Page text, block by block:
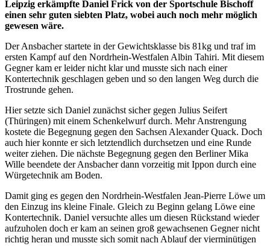
Leipzig erkämpfte Daniel Frick von der Sportschule Bischoff
einen sehr guten siebten Platz, wobei auch noch mehr möglich
gewesen wäre.
Der Ansbacher startete in der Gewichtsklasse bis 81kg und traf im
ersten Kampf auf den Nordrhein-Westfalen Albin Tahiri. Mit diesem
Gegner kam er leider nicht klar und musste sich nach einer
Kontertechnik geschlagen geben und so den langen Weg durch die
Trostrunde gehen.
Hier setzte sich Daniel zunächst sicher gegen Julius Seifert
(Thüringen) mit einem Schenkelwurf durch. Mehr Anstrengung
kostete die Begegnung gegen den Sachsen Alexander Quack. Doch
auch hier konnte er sich letztendlich durchsetzen und eine Runde
weiter ziehen. Die nächste Begegnung gegen den Berliner Mika
Wille beendete der Ansbacher dann vorzeitig mit Ippon durch eine
Würgetechnik am Boden.
Damit ging es gegen den Nordrhein-Westfalen Jean-Pierre Löwe um
den Einzug ins kleine Finale. Gleich zu Beginn gelang Löwe eine
Kontertechnik. Daniel versuchte alles um diesen Rückstand wieder
aufzuholen doch er kam an seinen groß gewachsenen Gegner nicht
richtig heran und musste sich somit nach Ablauf der vierminütigen